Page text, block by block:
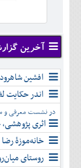
دی
بهمن
اسفند
آبان
آذر
دی
بهمن
اسفند
شهريور
مهر
آبان
آذر
دی
بهمن
اسفند
تير
مرداد
شهريور
مهر
آبان
آذر
دی
بهمن
اسفند
آخرین
افشین
اندر حکایت
در نشست معرفی و
اثری
خانه‌موزۀ
روستای